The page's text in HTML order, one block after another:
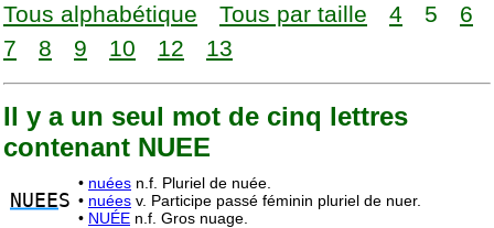
Tous alphabétique Tous par taille 4 5
6
7
8 9 10 12 13
Il y a un seul mot de cinq lettres
contenant NUEE
NUEES
• nuées n.f. Pluriel de nuée.
• nuées v. Participe passé féminin pluriel de nuer.
• NUÉE n.f. Gros nuage.